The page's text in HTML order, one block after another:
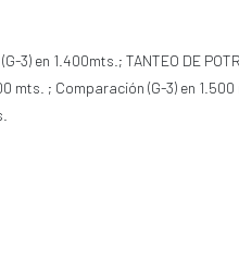
en 1.400mts.; TANTEO DE
mts. ; Comparación (G-3) en 1.500